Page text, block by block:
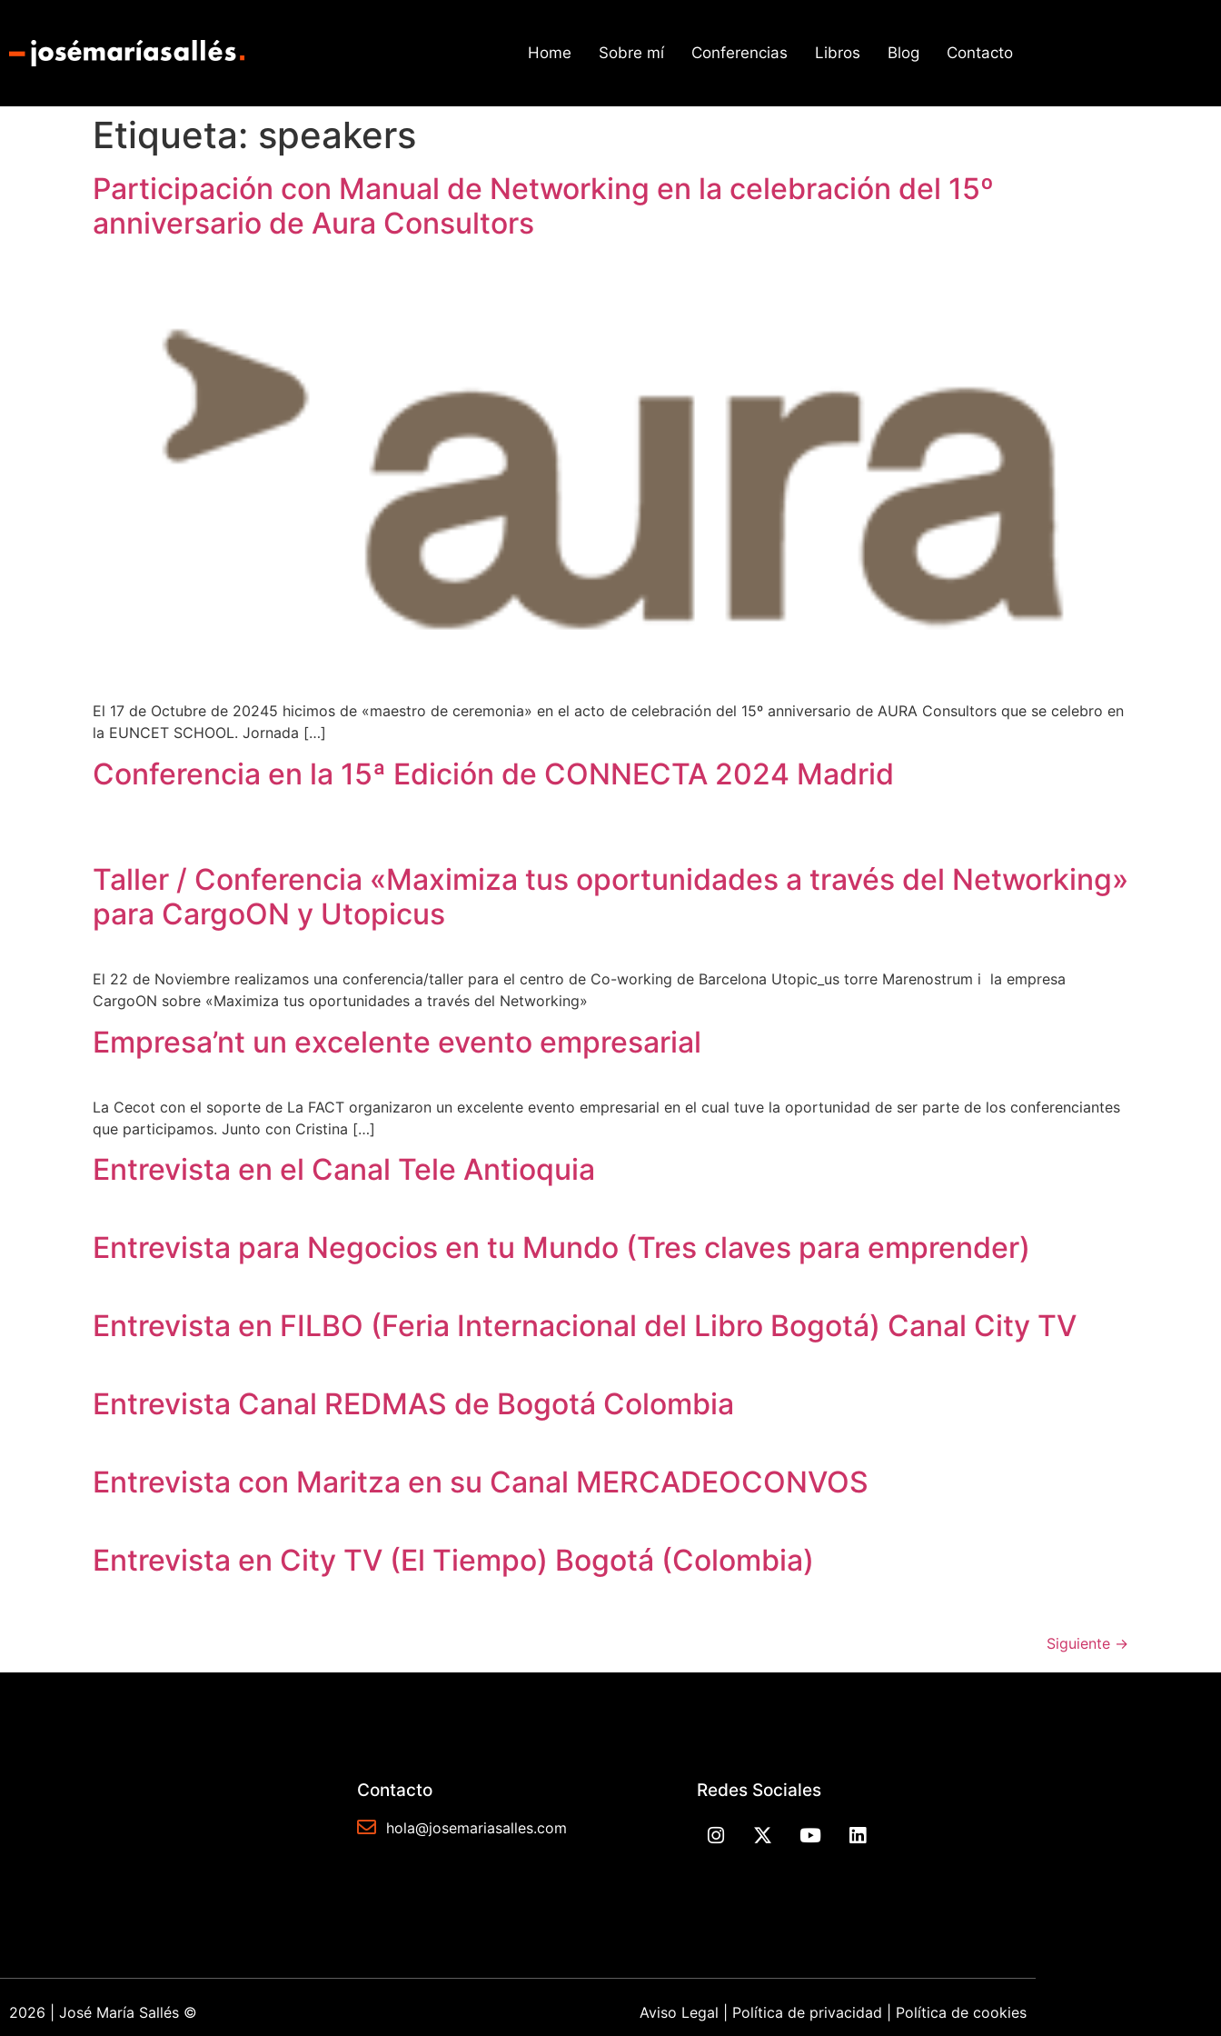
Home Sobre mí Conferencias Libros Blog Contacto
Etiqueta: speakers
Participación con Manual de Networking en la celebración del 15º
anniversario de Aura Consultors
El 17 de Octubre de 20245 hicimos de «maestro de ceremonia» en el acto de celebración del 15º anniversario de AURA Consultors que se celebro en
la EUNCET SCHOOL. Jornada […]
Conferencia en la 15ª Edición de CONNECTA 2024 Madrid
Taller / Conferencia «Maximiza tus oportunidades a través del Networking»
para CargoON y Utopicus
El 22 de Noviembre realizamos una conferencia/taller para el centro de Co-working de Barcelona Utopic_us torre Marenostrum i la empresa
CargoON sobre «Maximiza tus oportunidades a través del Networking»
Empresa’nt un excelente evento empresarial
La Cecot con el soporte de La FACT organizaron un excelente evento empresarial en el cual tuve la oportunidad de ser parte de los conferenciantes
que participamos. Junto con Cristina […]
Entrevista en el Canal Tele Antioquia
Entrevista para Negocios en tu Mundo (Tres claves para emprender)
Entrevista en FILBO (Feria Internacional del Libro Bogotá) Canal City TV
Entrevista Canal REDMAS de Bogotá Colombia
Entrevista con Maritza en su Canal MERCADEOCONVOS
Entrevista en City TV (El Tiempo) Bogotá (Colombia)
Siguiente →
Contacto
hola@josemariasalles.com
Redes Sociales
2026 | José María Sallés © Aviso Legal Política de privacidad Política de cookies